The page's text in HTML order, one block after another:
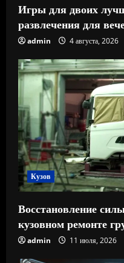
Игры для двоих
развлечения для
admin 4 августа, 2026
Кузов
Восстановление
кузовном ремонте
admin 11 июля, 2026